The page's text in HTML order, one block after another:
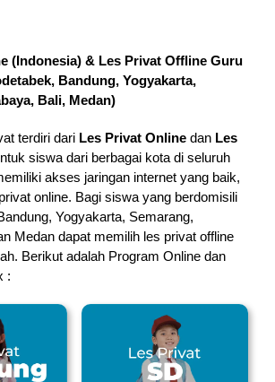
(Indonesia) & Les Privat Offline Guru
Bandung, Yogyakarta,
Bali, Medan)
terdiri dari Les Privat Online dan Les
siswa dari berbagai kota di seluruh
akses jaringan internet yang baik,
online. Bagi siswa yang berdomisili
Yogyakarta, Semarang,
Medan dapat memilih les privat offline
Berikut adalah Program Online dan
: